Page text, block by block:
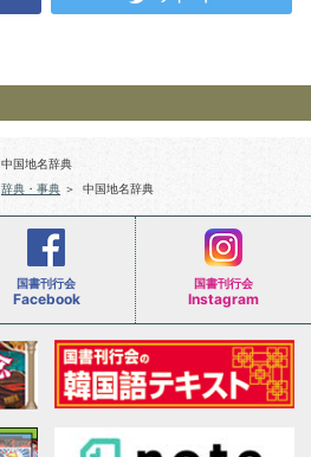
中国地名辞典
辞典・事典 ＞ 中国地名辞典
国書刊行会
Facebook
国書刊行会
Instagram